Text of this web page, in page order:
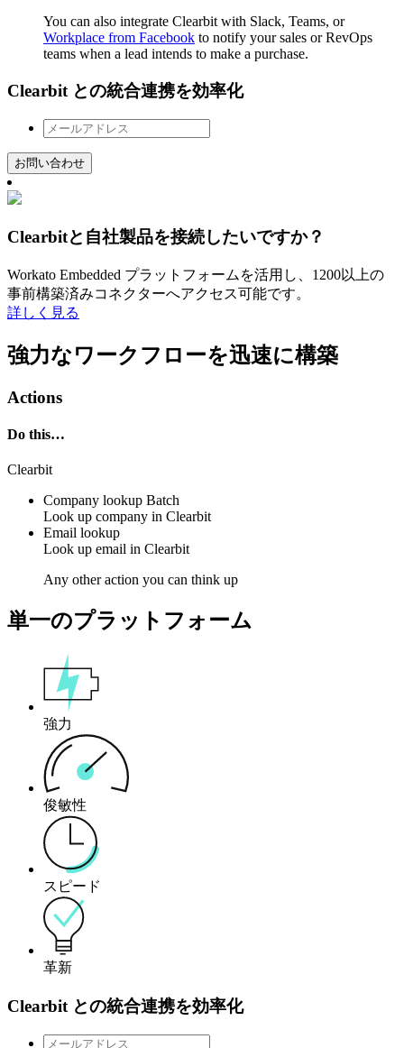
You can also integrate Clearbit with Slack, Teams, or
Workplace from Facebook to notify your sales or RevOps
teams when a lead intends to make a purchase.
Clearbit との統合連携を効率化
お問い合わせ
Clearbitと自社製品を接続したいですか？
Workato Embedded プラットフォームを活用し、1200以上の
事前構築済みコネクターへアクセス可能です。
詳しく見る
強力なワークフローを迅速に構築
Actions
Do this…
Clearbit
Company lookup Batch
Look up company in Clearbit
Email lookup
Look up email in Clearbit
Any other action you can think up
単一のプラットフォーム
強力
俊敏性
スピード
革新
Clearbit との統合連携を効率化